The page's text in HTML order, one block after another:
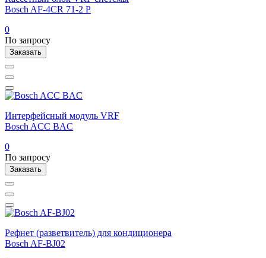
Bosch AF-4CR 71-2 P
0
По запросу
Заказать
Интерфейсный модуль VRF
Bosch ACC BAC
0
По запросу
Заказать
Рефнет (разветвитель) для кондиционера
Bosch AF-BJ02